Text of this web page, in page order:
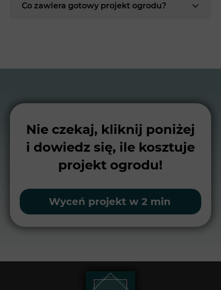
Co zawiera gotowy projekt ogrodu?
Nie czekaj, kliknij poniżej
i dowiedz się, ile kosztuje
projekt ogrodu!
Wyceń projekt w 2 min